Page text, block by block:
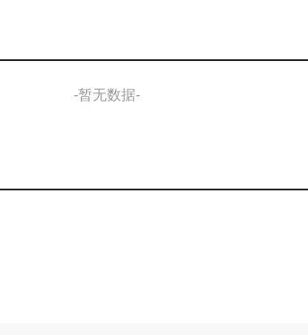
-暂无数据-